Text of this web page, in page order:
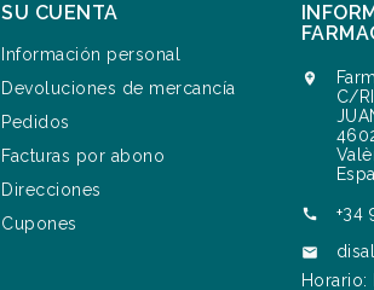
SU CUENTA
Información personal
Devoluciones de mercancía
Pedidos
Facturas por abono
Direcciones
Cupones

C/
 +34

Horario: